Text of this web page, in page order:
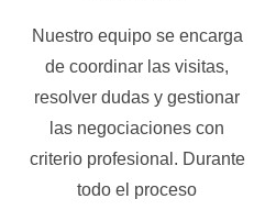
Nuestro equipo se encarga
de coordinar las visitas,
resolver dudas y gestionar
las negociaciones con
criterio profesional. Durante
todo el proceso